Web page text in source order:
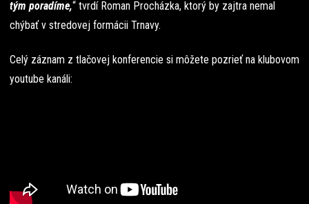
tým poradíme,“ tvrdí Roman Procházka, ktorý by zajtra nemal
chýbať v stredovej formácii Trnavy.
Celý záznam z tlačovej konferencie si môžete pozrieť na klubovom
youtube kanáli: